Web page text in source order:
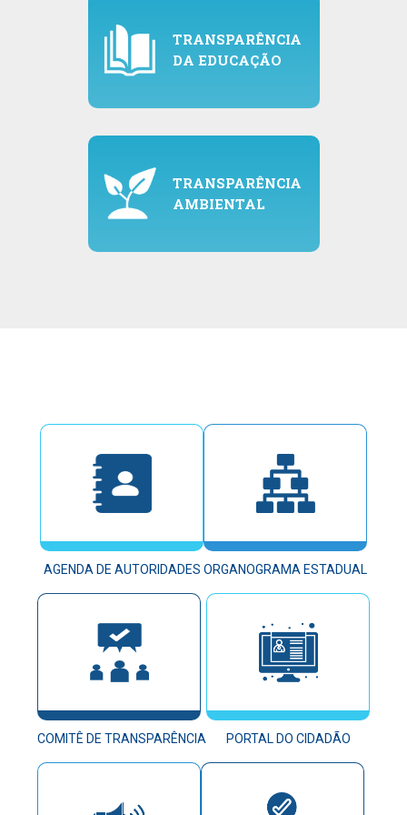
TRANSPARÊNCIA
DA EDUCAÇÃO
TRANSPARÊNCIA
AMBIENTAL
AGENDA DE AUTORIDADES ORGANOGRAMA ESTADUAL
COMITÊ DE TRANSPARÊNCIA PORTAL DO CIDADÃO